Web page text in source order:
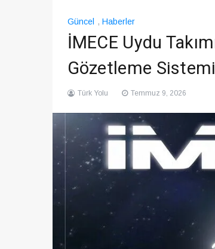
Güncel , Haberler
İMECE Uydu
Gözetleme
Türk Yolu Temmuz 9, 2026